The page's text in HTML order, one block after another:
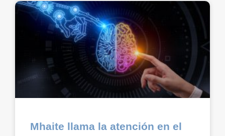
Mhaite llama la atención en el